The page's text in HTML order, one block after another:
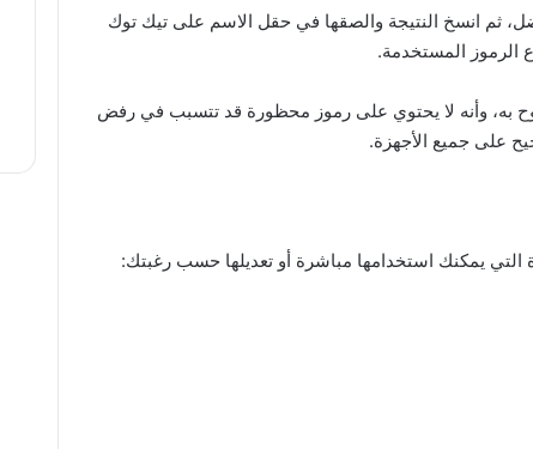
ثم انسخ النتيجة والصقها في حقل الاسم على تيك توك
الرموز المستخدمة.
به، وأنه لا يحتوي على رموز محظورة قد تتسبب في رفض
على جميع الأجهزة.
يمكنك استخدامها مباشرة أو تعديلها حسب رغبتك: